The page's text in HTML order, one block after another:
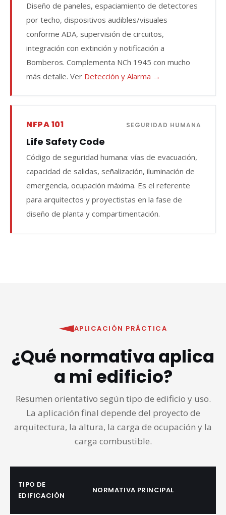
Diseño de paneles, espaciamiento de detectores
por techo, dispositivos audibles/visuales
conforme ADA, supervisión de circuitos,
integración con extinción y notificación a
Bomberos. Complementa NCh 1945 con mucho
más detalle. Ver Detección y Alarma →
NFPA 101 SEGURIDAD HUMANA
Life Safety Code
Código de seguridad humana: vías de evacuación,
capacidad de salidas, señalización, iluminación de
emergencia, ocupación máxima. Es el referente
para arquitectos y proyectistas en la fase de
diseño de planta y compartimentación.
APLICACIÓN PRÁCTICA
¿Qué normativa aplica
a mi edificio?
Resumen orientativo según tipo de edificio y uso.
La aplicación final depende del proyecto de
arquitectura, la altura, la carga de ocupación y la
carga combustible.
TIPO DE
EDIFICACIÓN
NORMATIVA PRINCIPAL